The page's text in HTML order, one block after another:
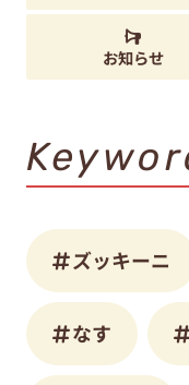
お知らせ
ズッキーニ
なす